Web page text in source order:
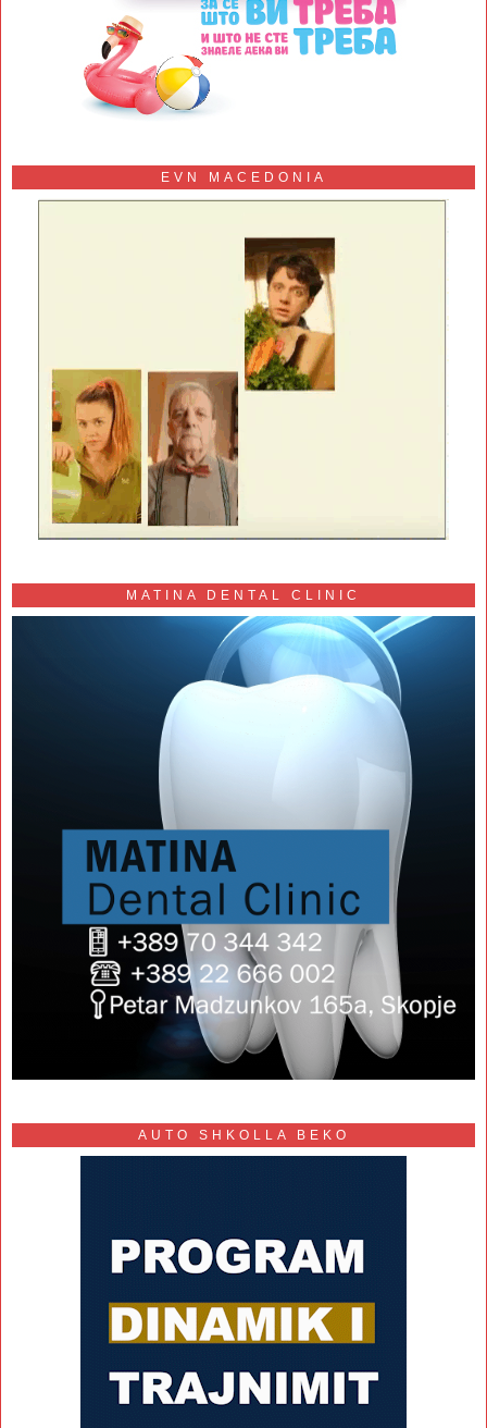
EVN MACEDONIA
MATINA DENTAL CLINIC
AUTO SHKOLLA BEKO